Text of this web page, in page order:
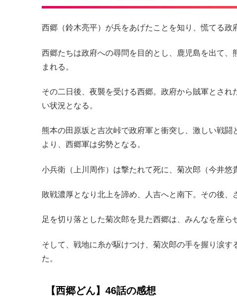
西郷（鈴木亮平）が兵をあげたことを知り、慌てる政
西郷たちは政府への尋問を目的とし、鹿児島を出て
まれる。
その二日後、夜襲を受ける西郷。政府から賊軍とさ
い状況となる。
熊本の田原坂と吉次峠で政府軍と衝突し、激しい戦
より、西郷軍は劣勢となる。
小兵衛（上川周作）は撃たれて死に、菊次郎（今井悠
敗戦濃厚となり北上を諦め、人吉へと南下。その後、
足を切り落とした菊次郎を見た西郷は、みんなを座ら
そして、戦地に糸が駆けつけ、菊次郎の手を握り涙
た。
【西郷どん】46話の感想